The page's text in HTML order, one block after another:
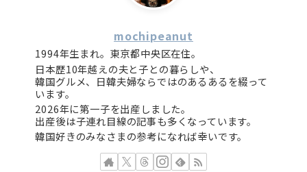
mochipeanut
1994年生まれ。東京都中央区在住。
日本歴10年越えの夫と子との暮らしや、
韓国グルメ、日韓夫婦ならではのあるあるを綴って
います。
2026年に第一子を出産しました。
出産後は子連れ目線の記事も多くなっています。
韓国好きのみなさまの参考になれば幸いです。